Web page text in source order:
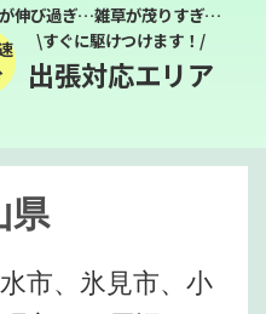
伸び過ぎ…雑草が茂りすぎ…
\すぐに駆けつけます！/
出張対応エリア
県
市、氷見市、小